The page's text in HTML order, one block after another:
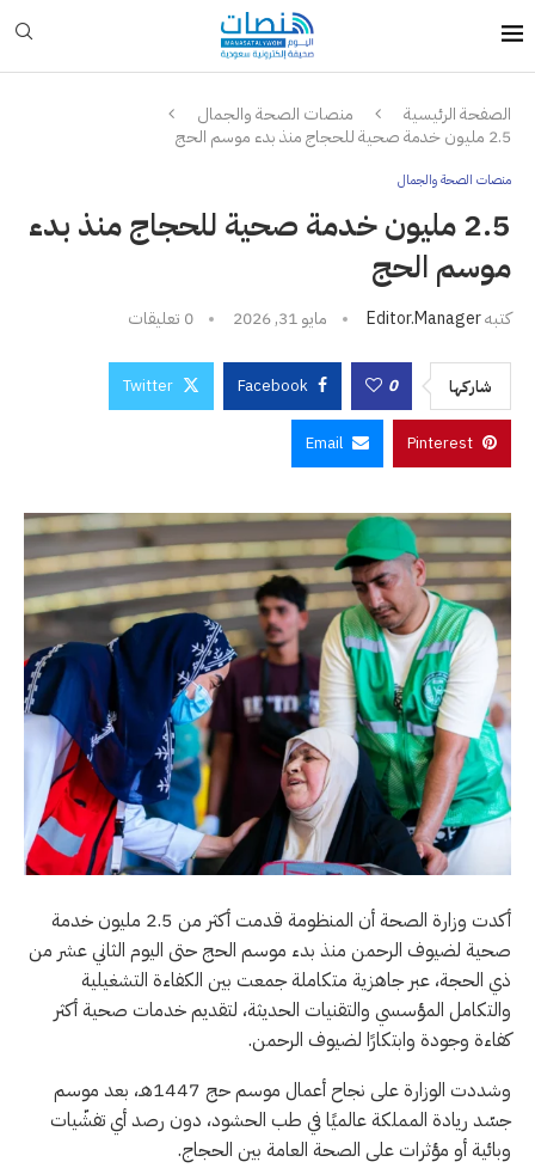
الصفحة الرئيسية
منصات الصحة والجمال
2.5 مليون خدمة صحية للحجاج منذ بدء موسم الحج
منصات الصحة والجمال
2.5 مليون خدمة صحية للحجاج منذ بدء
موسم الحج
كتبهEditor.manager مايو 31, 2026 0 تعليقات
شاركها 0
Facebook
Twitter
Pinterest
Email
أكدت وزارة الصحة أن المنظومة قدمت أكثر من 2.5 مليون خدمة
صحية لضيوف الرحمن منذ بدء موسم الحج حتى اليوم الثاني عشر من
ذي الحجة، عبر جاهزية متكاملة جمعت بين الكفاءة التشغيلية
والتكامل المؤسسي والتقنيات الحديثة، لتقديم خدمات صحية أكثر
كفاءة وجودة وابتكارًا لضيوف الرحمن.
وشددت الوزارة على نجاح أعمال موسم حج 1447هـ، بعد موسم
جسّد ريادة المملكة عالميًا في طب الحشود، دون رصد أي تفشّيات
وبائية أو مؤثرات على الصحة العامة بين الحجاج.